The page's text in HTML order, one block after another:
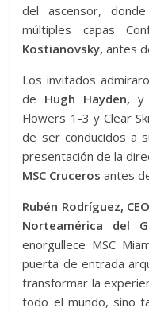
del ascensor,
múltiples capas
Kostianovsky, antes
Los invitados
de Hugh Hayden, y
Flowers 1-3 y Clear
de ser conducidos a
presentación de la
MSC Cruceros antes
Rubén Rodríguez,
Norteamérica del
enorgullece MSC
puerta de entrada
transformar la
todo el mundo, sino